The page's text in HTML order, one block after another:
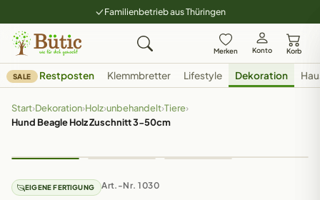
Familienbetrieb aus Thüringen
Merken Konto Korb
SALE Restposten Klemmbretter Lifestyle Dekoration
Start›Dekoration›Holz›unbehandelt›Tiere›
Hund Beagle Holz Zuschnitt 3-50cm
EIGENE FERTIGUNG Art.-Nr. 1030